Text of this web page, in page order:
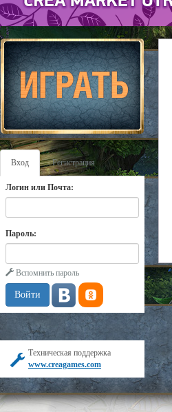
Вход Регистрация
Логин или Почта:
Пароль:
Вспомнить пароль
Техническая поддержка
www.creagames.com